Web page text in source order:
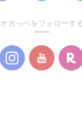
オガっぺをフォローす